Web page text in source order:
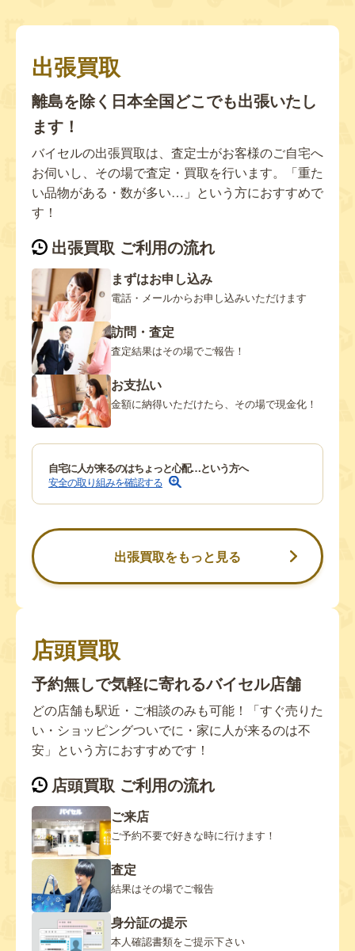
出張買取
離島を除く日本全国どこでも出張いたし
ます！
バイセルの出張買取は、査定士がお客様のご自宅へ
お伺いし、その場で査定・買取を行います。「重た
い品物がある・数が多い…」という方におすすめで
す！
出張買取 ご利用の流れ
まずはお申し込み
電話・メールからお申し込みいただけます
訪問・査定
査定結果はその場でご報告！
お支払い
金額に納得いただけたら、その場で現金化！
自宅に人が来るのはちょっと心配…という方へ
安全の取り組みを確認する
出張買取をもっと見る
店頭買取
予約無しで気軽に寄れるバイセル店舗
どの店舗も駅近・ご相談のみも可能！「すぐ売りた
い・ショッピングついでに・家に人が来るのは不
安」という方におすすめです！
店頭買取 ご利用の流れ
ご来店
ご予約不要で好きな時に行けます！
査定
結果はその場でご報告
身分証の提示
本人確認書類をご提示下さい